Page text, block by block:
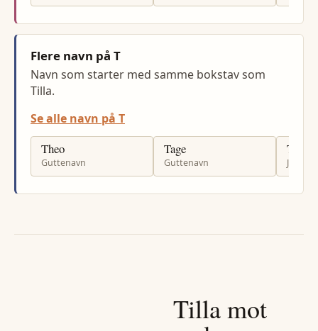
Flere navn på T
Navn som starter med samme bokstav som
Tilla.
Se alle navn på T
Theo
Guttenavn
Tage
Guttenavn
Tone
Tillamot